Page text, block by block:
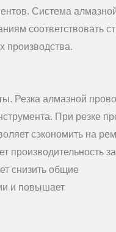
Система
соответствовать
производства.
Резка алмазной
При резке
сэкономить на
производительность
снизить общие
и повышает